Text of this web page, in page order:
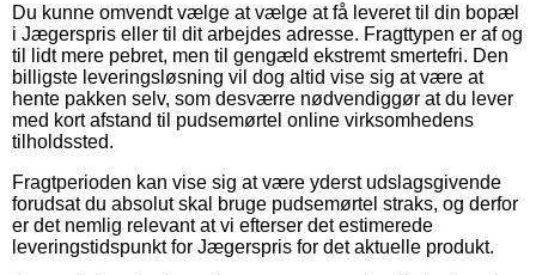
Du kunne omvendt vælge at vælge at få leveret til din bopæl
i Jægerspris eller til dit arbejdes adresse. Fragttypen er af og
til lidt mere pebret, men til gengæld ekstremt smertefri. Den
billigste leveringsløsning vil dog altid vise sig at være at
hente pakken selv, som desværre nødvendiggør at du lever
med kort afstand til pudsemørtel online virksomhedens
tilholdssted.
Fragtperioden kan vise sig at være yderst udslagsgivende
forudsat du absolut skal bruge pudsemørtel straks, og derfor
er det nemlig relevant at vi efterser det estimerede
leveringstidspunkt for Jægerspris for det aktuelle produkt.